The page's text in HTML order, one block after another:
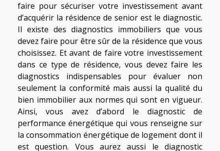
faire pour sécuriser votre investissement avant
d’acquérir la résidence de senior est le diagnostic.
Il existe des diagnostics immobiliers que vous
devez faire pour être sûr de la résidence que vous
choisissez. Et avant de faire votre investissement
dans ce type de résidence, vous devez faire les
diagnostics indispensables pour évaluer non
seulement la conformité mais aussi la qualité du
bien immobilier aux normes qui sont en vigueur.
Ainsi, vous avez d’abord le diagnostic de
performance énergétique qui vous renseigne sur
la consommation énergétique de logement dont il
est question. Vous aurez aussi le diagnostic